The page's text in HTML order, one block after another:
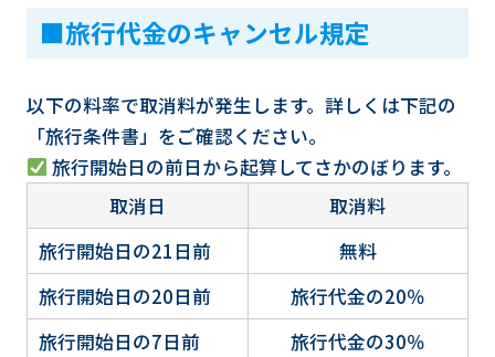
■旅行代金のキャンセル規定
以下の料率で取消料が発生します。詳しくは下記の
「旅行条件書」をご確認ください。
旅行開始日の前日から起算してさかのぼります。
取消日
取消料
旅行開始日の21日前
無料
旅行開始日の20日前
旅行代金の20％
旅行開始日の7日前
旅行代金の30％